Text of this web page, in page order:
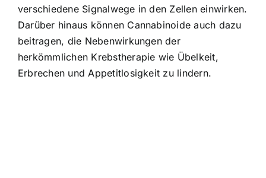
verschiedene Signalwege in den Zellen einwirken.
Darüber hinaus können Cannabinoide auch dazu
beitragen, die Nebenwirkungen der
herkömmlichen Krebstherapie wie Übelkeit,
Erbrechen und Appetitlosigkeit zu lindern.